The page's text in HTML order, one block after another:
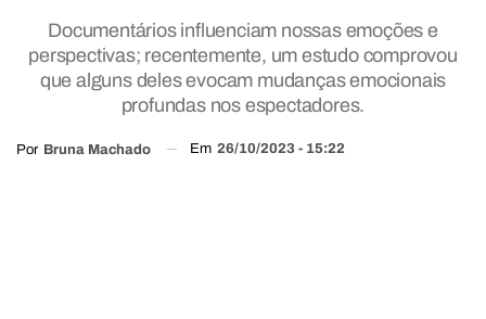
Documentários influenciam nossas emoções e
perspectivas; recentemente, um estudo comprovou
que alguns deles evocam mudanças emocionais
profundas nos espectadores.
Por Bruna Machado Em 26/10/2023 - 15:22